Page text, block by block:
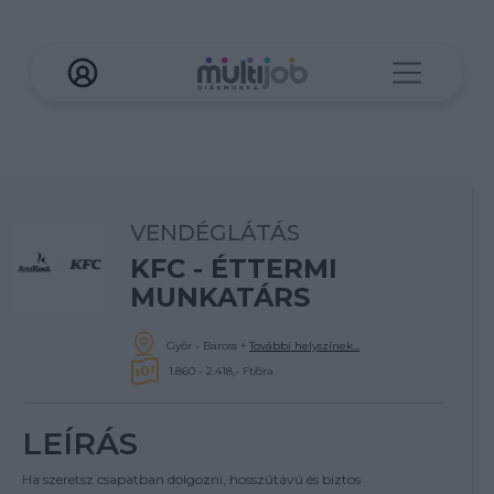
VENDÉGLÁTÁS
KFC - ÉTTERMI
MUNKATÁRS
Győr - Baross + További helyszínek...
1.860 - 2.418,- Ft/óra
LEÍRÁS
Ha szeretsz csapatban dolgozni, hosszútávú és biztos